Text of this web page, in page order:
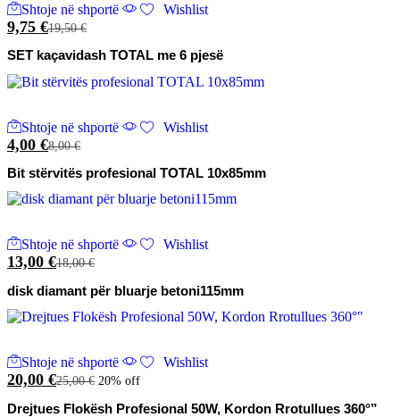
Shtoje në shportë Wishlist
9,75 €19,50€
SET kaçavidash TOTAL me 6 pjesë
Shtoje në shportë Wishlist
4,00 €8,00€
Bit stërvitës profesional TOTAL 10x85mm
Shtoje në shportë Wishlist
13,00 €18,00€
disk diamant për bluarje betoni115mm
Shtoje në shportë Wishlist
20,00 €25,00€ 20% off
Drejtues Flokësh Profesional 50W, Kordon Rrotullues 360°”